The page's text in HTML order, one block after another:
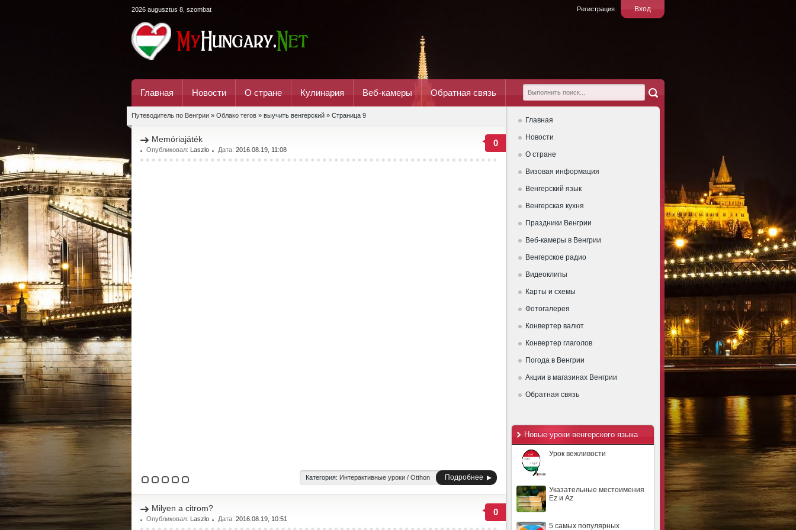
Вход
Регистрация
2026 augusztus 8, szombat
Главная Новости О стране Кулинария Веб-камеры Обратная связь
Главная
Новости
О стране
Визовая информация
Венгерский язык
Венгерская кухня
Праздники Венгрии
Веб-камеры в Венгрии
Венгерское радио
Видеоклипы
Карты и схемы
Фотогалерея
Конвертер валют
Конвертер глаголов
Погода в Венгрии
Акции в магазинах Венгрии
Обратная связь
Новые уроки венгерского языка
Урок вежливости
Указательные местоимения
Ez и Az
5 самых популярных
Путеводитель по Венгрии » Облако тегов » выучить венгерский » Страница 9
0
Memóriajáték
Опубликовал: Laszlo Дата: 2016.08.19, 11:08
Категория: Интерактивные уроки / Otthon Подробнее
0
Milyen a citrom?
Опубликовал: Laszlo Дата: 2016.08.19, 10:51